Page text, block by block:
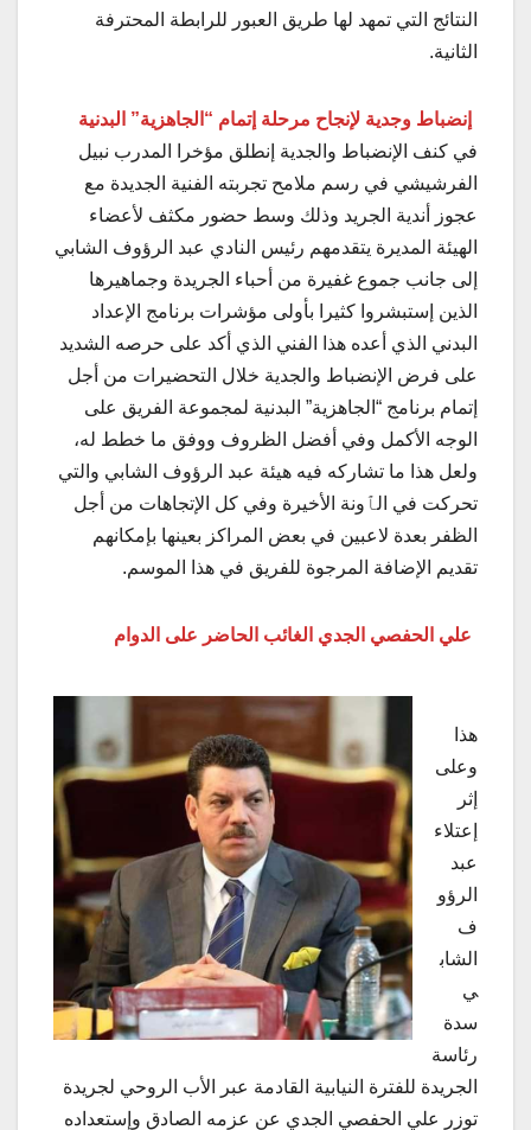
النتائج التي تمهد لها طريق العبور للرابطة المحترفة
الثانية.
إنضباط وجدية لإنجاح مرحلة إتمام “الجاهزية” البدنية
في كنف الإنضباط والجدية إنطلق مؤخرا المدرب نبيل
الفرشيشي في رسم ملامح تجربته الفنية الجديدة مع
عجوز أندية الجريد وذلك وسط حضور مكثف لأعضاء
الهيئة المديرة يتقدمهم رئيس النادي عبد الرؤوف الشابي
إلى جانب جموع غفيرة من أحباء الجريدة وجماهيرها
الذين إستبشروا كثيرا بأولى مؤشرات برنامج الإعداد
البدني الذي أعده هذا الفني الذي أكد على حرصه الشديد
على فرض الإنضباط والجدية خلال التحضيرات من أجل
إتمام برنامج “الجاهزية” البدنية لمجموعة الفريق على
الوجه الأكمل وفي أفضل الظروف ووفق ما خطط له،
ولعل هذا ما تشاركه فيه هيئة عبد الرؤوف الشابي والتي
تحركت في الٱونة الأخيرة وفي كل الإتجاهات من أجل
الظفر بعدة لاعبين في بعض المراكز بعينها بإمكانهم
تقديم الإضافة المرجوة للفريق في هذا الموسم.
علي الحفصي الجدي الغائب الحاضر على الدوام
هذا
وعلى
إثر
إعتلاء
عبد
الرؤو
ف
الشاب
ي
سدة
رئاسة
الجريدة للفترة النيابية القادمة عبر الأب الروحي لجريدة
توزر علي الحفصي الجدي عن عزمه الصادق وإستعداده